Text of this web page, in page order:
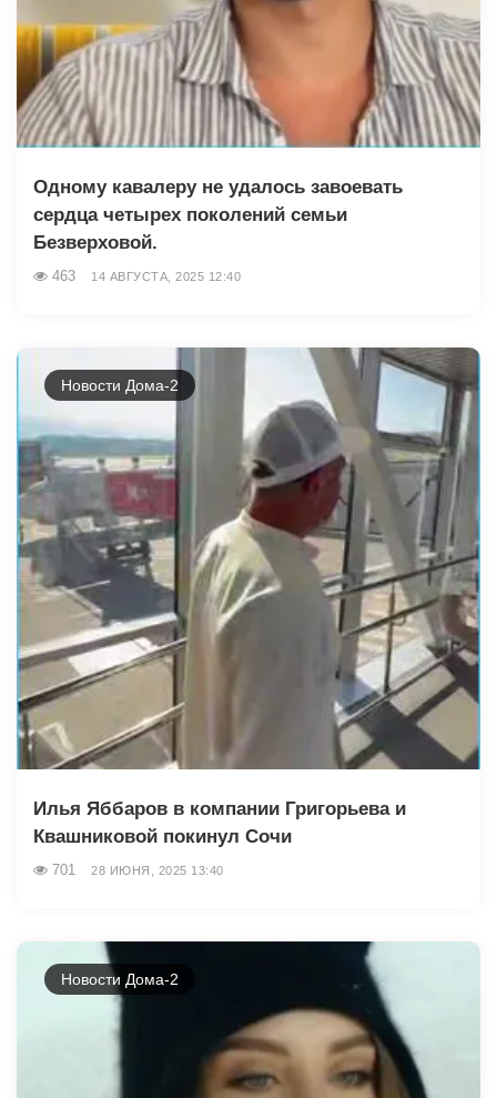
Одному кавалеру не удалось завоевать
сердца четырех поколений семьи
Безверховой.
463 14 АВГУСТА, 2025 12:40
Новости Дома-2
Илья Яббаров в компании Григорьева и
Квашниковой покинул Сочи
701 28 ИЮНЯ, 2025 13:40
Новости Дома-2